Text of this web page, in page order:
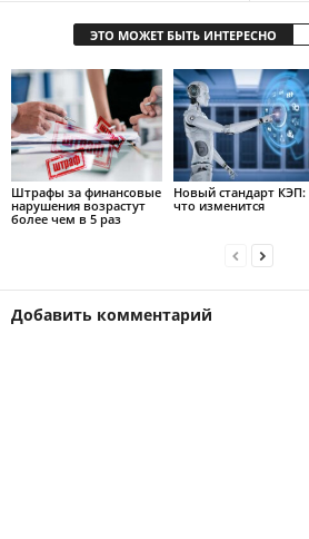
ЭТО МОЖЕТ БЫТЬ ИНТЕРЕСНО
Штрафы за финансовые
нарушения возрастут
более чем в 5 раз
Новый стандарт КЭП:
что изменится
Добавить комментарий